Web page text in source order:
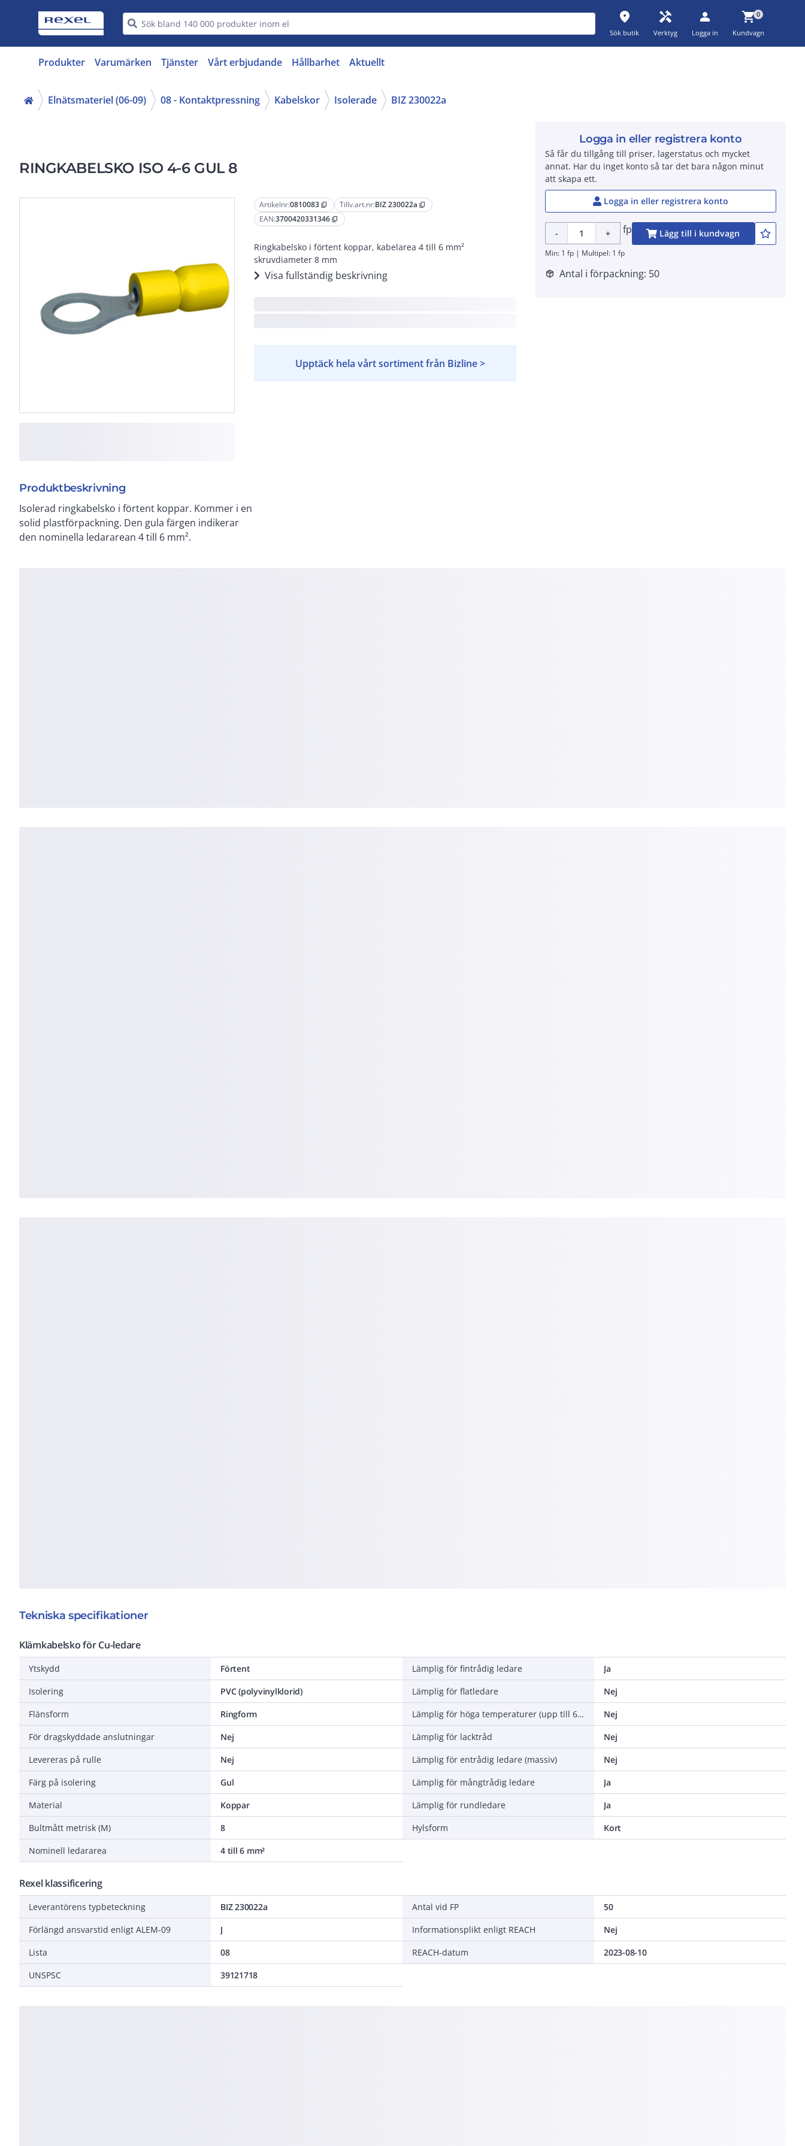
place
Sök butik
handyman
Verktyg
person
Logga in
shopping_cart0
Kundvagn
Produkter Varumärken Tjänster Vårt erbjudande Hållbarhet Aktuellt
Elnätsmateriel (06-09) 08 - Kontaktpressning Kabelskor Isolerade BIZ 230022a
RINGKABELSKO ISO 4-6 GUL 8
Artikelnr:0810083 content_copy Tillv.art.nr:BIZ 230022a content_copy
EAN:3700420331346 content_copy
Ringkabelsko i förtent koppar, kabelarea 4 till 6 mm²
skruvdiameter 8 mm
Visa fullständig beskrivning
Upptäck hela vårt sortiment från Bizline >
Produktbeskrivning
Isolerad ringkabelsko i förtent koppar. Kommer i en
solid plastförpackning. Den gula färgen indikerar
den nominella ledararean 4 till 6 mm².
Logga in eller registrera konto
Så får du tillgång till priser, lagerstatus och mycket
annat. Har du inget konto så tar det bara någon minut
att skapa ett.
Logga in eller registrera konto
- + fp Lägg till i kundvagn
Min: 1 fp | Multipel: 1 fp
package_2 Antal i förpackning: 50
Tekniska specifikationer
Klämkabelsko för Cu-ledare
Ytskydd
Förtent
Isolering
PVC (polyvinylklorid)
Flänsform
Ringform
För dragskyddade anslutningar
Nej
Levereras på rulle
Nej
Färg på isolering
Gul
Material
Koppar
Bultmått metrisk (M)
8
Nominell ledararea
4 till 6 mm²
Lämplig för fintrådig ledare
Ja
Lämplig för flatledare
Nej
Lämplig för höga temperaturer (upp till 650 °C)
Nej
Lämplig för lacktråd
Nej
Lämplig för entrådig ledare (massiv)
Nej
Lämplig för mångtrådig ledare
Ja
Lämplig för rundledare
Ja
Hylsform
Kort
Rexel klassificering
Leverantörens typbeteckning
BIZ 230022a
Förlängd ansvarstid enligt ALEM-09
J
Lista
08
UNSPSC
39121718
Antal vid FP
50
Informationsplikt enligt REACH
Nej
REACH-datum
2023-08-10